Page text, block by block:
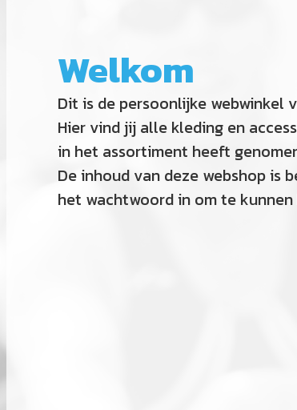
Welkom
Dit is de persoonlijke webwinkel
Hier vind jij alle kleding en
in het assortiment heeft
De inhoud van deze webshop is
het wachtwoord in om te